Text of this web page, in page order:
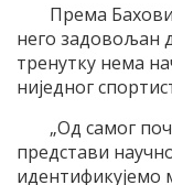
Према
него задовољан
тренутку нема
ниједног
„Од самог
представи